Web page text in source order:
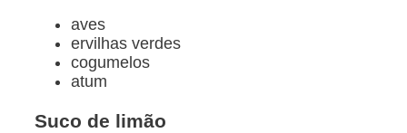
aves
ervilhas verdes
cogumelos
atum
Suco de limão